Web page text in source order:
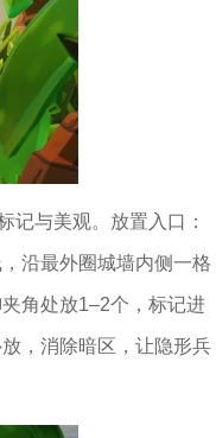
记与美观。放置入口：
沿最外圈城墙内侧一格
角处放1–2个，标记进
，消除暗区，让隐形兵